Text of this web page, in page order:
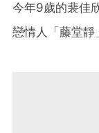
今年9歲的裴佳
戀情人「藤堂靜